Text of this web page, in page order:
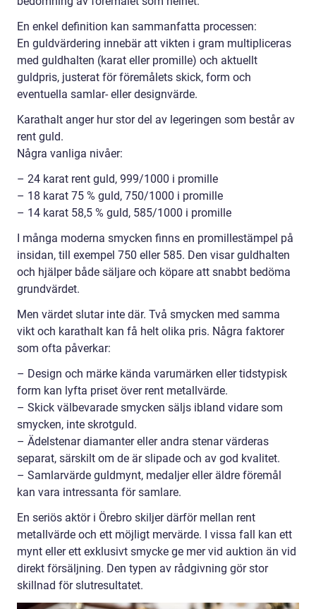
En enkel definition kan sammanfatta processen:
En guldvärdering innebär att vikten i gram multipliceras
med guldhalten (karat eller promille) och aktuellt
guldpris, justerat för föremålets skick, form och
eventuella samlar- eller designvärde.
Karathalt anger hur stor del av legeringen som består av
rent guld.
Några vanliga nivåer:
– 24 karat rent guld, 999/1000 i promille
– 18 karat 75 % guld, 750/1000 i promille
– 14 karat 58,5 % guld, 585/1000 i promille
I många moderna smycken finns en promillestämpel på
insidan, till exempel 750 eller 585. Den visar guldhalten
och hjälper både säljare och köpare att snabbt bedöma
grundvärdet.
Men värdet slutar inte där. Två smycken med samma
vikt och karathalt kan få helt olika pris. Några faktorer
som ofta påverkar:
– Design och märke kända varumärken eller tidstypisk
form kan lyfta priset över rent metallvärde.
– Skick välbevarade smycken säljs ibland vidare som
smycken, inte skrotguld.
– Ädelstenar diamanter eller andra stenar värderas
separat, särskilt om de är slipade och av god kvalitet.
– Samlarvärde guldmynt, medaljer eller äldre föremål
kan vara intressanta för samlare.
En seriös aktör i Örebro skiljer därför mellan rent
metallvärde och ett möjligt mervärde. I vissa fall kan ett
mynt eller ett exklusivt smycke ge mer vid auktion än vid
direkt försäljning. Den typen av rådgivning gör stor
skillnad för slutresultatet.